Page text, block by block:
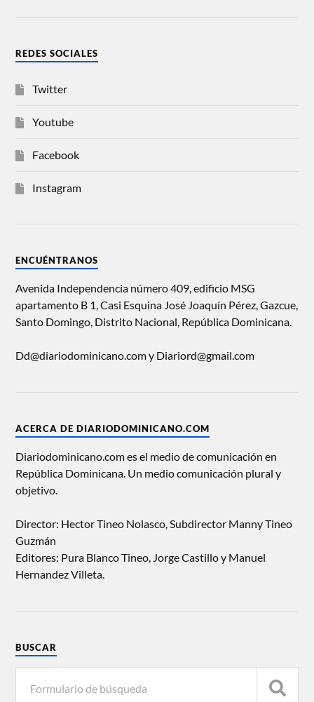
REDES SOCIALES
Twitter
Youtube
Facebook
Instagram
ENCUÉNTRANOS
Avenida Independencia número 409, edificio MSG
apartamento B 1, Casi Esquina José Joaquín Pérez, Gazcue,
Santo Domingo, Distrito Nacional, República Dominicana.
Dd@diariodominicano.com y Diariord@gmail.com
ACERCA DE DIARIODOMINICANO.COM
Diariodominicano.com es el medio de comunicación en
República Dominicana. Un medio comunicación plural y
objetivo.
Director: Hector Tineo Nolasco, Subdirector Manny Tineo
Guzmán
Editores: Pura Blanco Tineo, Jorge Castillo y Manuel
Hernandez Villeta.
BUSCAR